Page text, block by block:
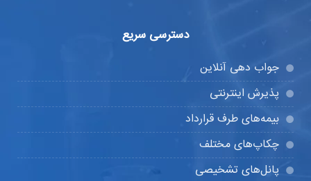
دسترسی سریع
جواب دهی آنلاین
پذیرش اینترنتی
بیمه‌های طرف قرارداد
چکاپ‌های مختلف
پانل‌های تشخیصی